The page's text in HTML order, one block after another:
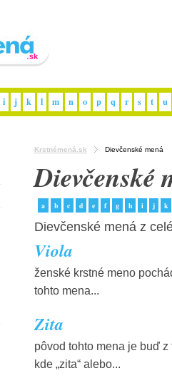
i j k l m n o p q r s t u
Krstnémená.sk Dievčenské mená
Dievčenské
a b c d e f g h i j k
Dievčenské mená z
Viola
ženské krstné meno
tohto mena...
Zita
pôvod tohto mena je buď
kde „zita“ alebo...